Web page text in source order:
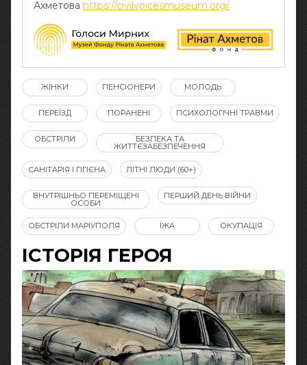
Ахметова https://civilvoicesmuseum.org/
ЖІНКИ ПЕНСІОНЕРИ МОЛОДЬ
ПЕРЕЇЗД ПОРАНЕНІ ПСИХОЛОГІЧНІ ТРАВМИ
ОБСТРІЛИ БЕЗПЕКА ТА
ЖИТТЄЗАБЕЗПЕЧЕННЯ
САНІТАРІЯ І ГІГІЄНА ЛІТНІ ЛЮДИ (60+)
ВНУТРІШНЬО ПЕРЕМІЩЕНІ
ОСОБИ
ПЕРШИЙ ДЕНЬ ВІЙНИ
ОБСТРІЛИ МАРІУПОЛЯ ЇЖА ОКУПАЦІЯ
ІСТОРІЯ ГЕРОЯ